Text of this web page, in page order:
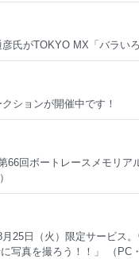
氏がTOKYO MX「バラい
ションが開催中です！
66回ボートレースメモリ
25日（火）限定サービス
写真を撮ろう！！」 （PC